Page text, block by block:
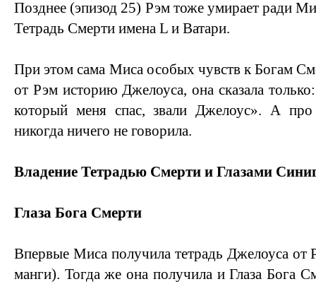
Позднее (эпизод 25) Рэм тоже умирает ради
Тетрадь Смерти имена L и Ватари.
При этом сама Миса особых чувств к Богам
от Рэм историю Джелоуса, она сказала
который меня спас, звали Джелоус». А
никогда ничего не говорила.
Владение Тетрадью Смерти и Глазами
Глаза Бога Смерти
Впервые Миса получила тетрадь Джелоуса от
манги). Тогда же она получила и Глаза Бога